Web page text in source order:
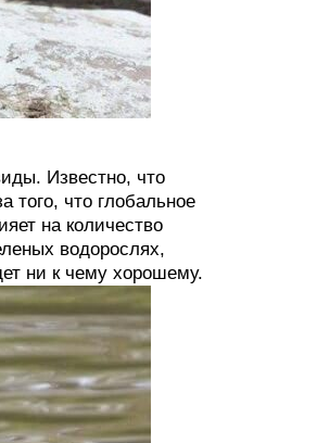
Известно, что
того, что глобальное
на количество
водорослях,
ни к чему хорошему.